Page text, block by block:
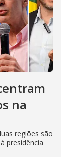
na
regiões são
presidência